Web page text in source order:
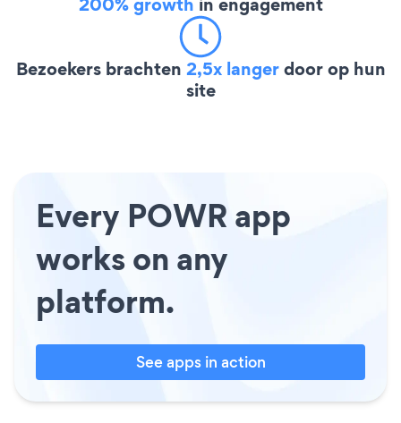
Bezoekers brachten 2,5x langerdoor op hun
site
Every POWR app
works on any
platform.
See apps in action